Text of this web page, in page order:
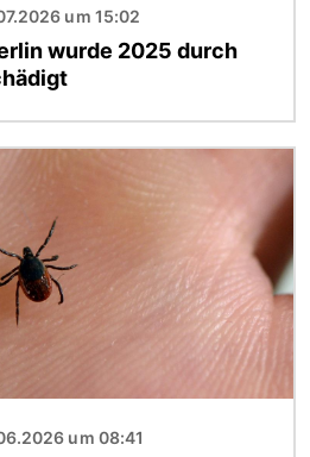
um 15:02
wurde 2025 durch
um 08:41